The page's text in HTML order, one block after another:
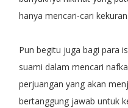
hanya mencari-cari
Pun begitu juga bagi para
suami dalam mencari
perjuangan yang akan
bertanggung jawab untuk